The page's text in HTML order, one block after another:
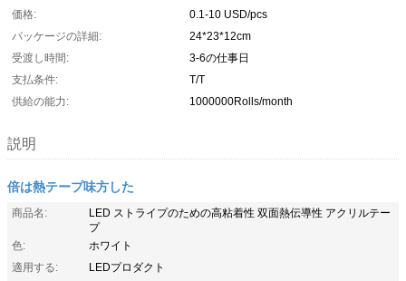
価格:
0.1-10 USD/pcs
パッケージの詳細:
24*23*12cm
受渡し時間:
3-6の仕事日
支払条件:
T/T
供給の能力:
1000000Rolls/month
説明
倍は熱テープ味方した
商品名:
LED ストライプのための高粘着性 双面熱伝導性 アクリルテー
プ
色:
ホワイト
適用する:
LEDプロダクト